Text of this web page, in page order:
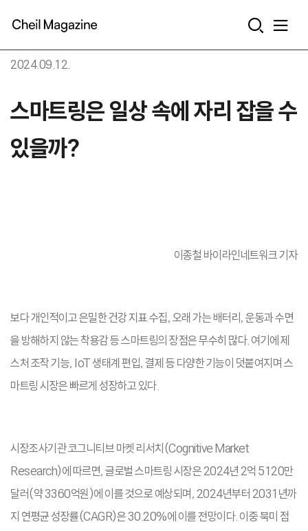
2024.09.12.
스마트링은 일상 속에 자리 잡을 수
있을까?
이종철 바이라인네트워크 기자
보다 개인적이고 은밀한 건강 지표 수집, 오래 가는 배터리, 운동과 수면
을 방해하지 않는 착용감 등 스마트링의 장점은 무수히 많다. 여기에 제
스처 조작 기능, IoT 생태계 편입, 결제 등 다양한 기능이 덧붙여지며 스
마트링 시장은 빠르게 성장하고 있다.
시장조사기관 코그니티브 마켓 리서치(Cognitive Market
Research)에 따르면, 글로벌 스마트링 시장은 2024년 2억 5120만
달러(약 3360억원)에 이를 것으로 예상되며, 2024년부터 2031년까
지 연평균 성장률(CAGR)은 30.20%에 이를 전망이다. 이중 북미 점